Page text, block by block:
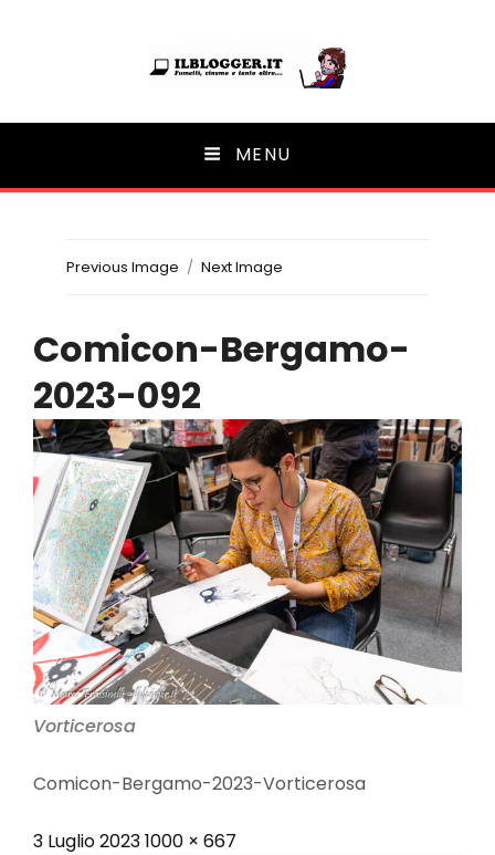
Ilblogger.it
Il portalino di blog | MENU
Previous Image Next Image
Comicon-Bergamo-
2023-092
Vorticerosa
Comicon-Bergamo-2023-Vorticerosa
Posted
3 Luglio 2023Full
1000 × 667